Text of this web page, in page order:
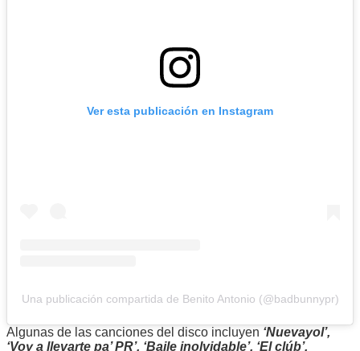
Ver esta publicación en Instagram
Una publicación compartida de Benito Antonio (@badbunnypr)
Algunas de las canciones del disco incluyen ‘Nuevayol’,
‘Voy a llevarte pa’ PR’, ‘Baile inolvidable’, ‘El clúb’,